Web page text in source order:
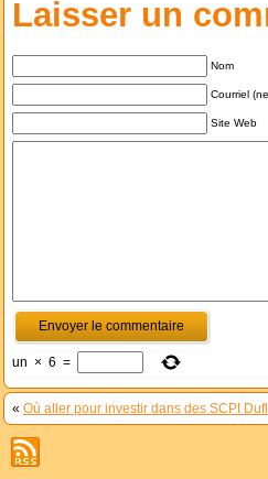
Laisser un
Nom
Courriel
Site Web
un × 6 =
« Où aller pour investir dans des SCPI